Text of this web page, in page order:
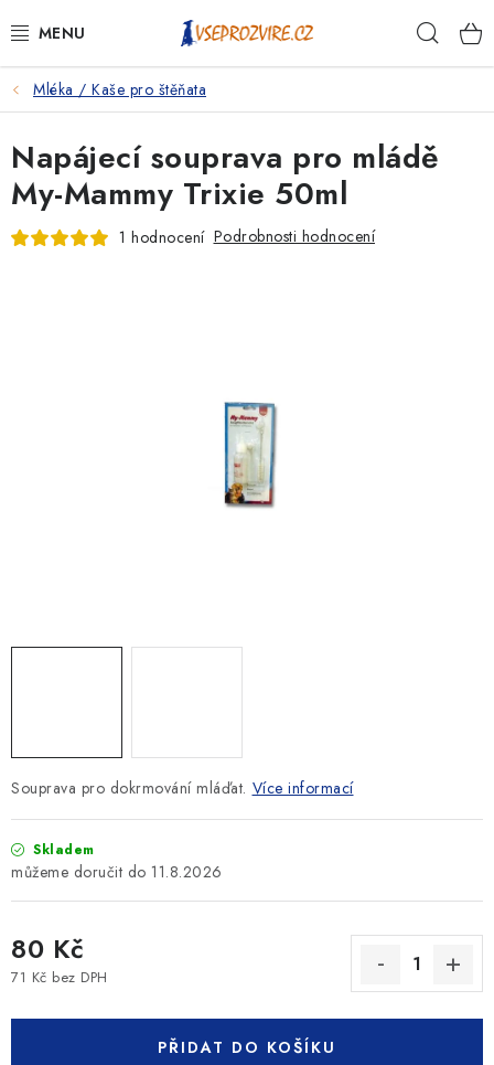
na
PSI
KOČKY
KONĚ
Podmínky ochrany osobních údajů
Mléka / Kaše pro štěňata
Souprava pro dokrmování mláďat. Více informací
Skladem
11.8.2026
80 Kč
71 Kč bez DPH
PŘIDAT DO KOŠÍKU
Napájecí souprava pro mládě
My-Mammy Trixie 50ml
1 hodnocení Podrobnosti hodnocení